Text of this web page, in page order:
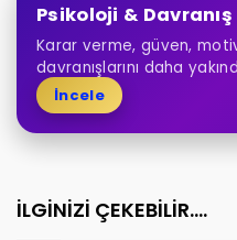
Psikoloji & Davranış
Karar verme, güven,
davranışlarını daha
İncele
İLGİNİZİ ÇEKEBİLİR....